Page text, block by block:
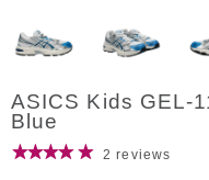
ASICS Kids GEL-
Blue
2 reviews